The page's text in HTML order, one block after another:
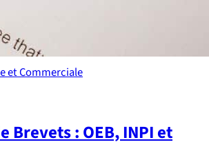
et Commerciale
Brevets : OEB, INPI et